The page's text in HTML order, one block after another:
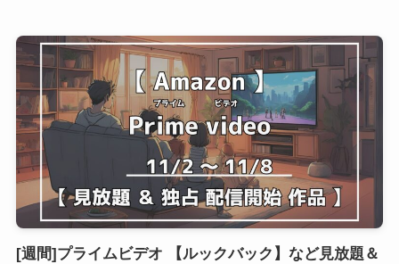
[週間]プライムビデオ 【ルックバック】など見放題＆